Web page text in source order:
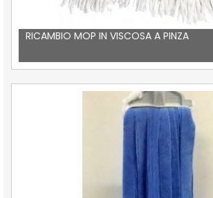
RICAMBIO MOP IN VISCOSA A PINZA